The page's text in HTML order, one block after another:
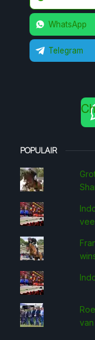
WhatsApp
Telegram
POPULAIR
van